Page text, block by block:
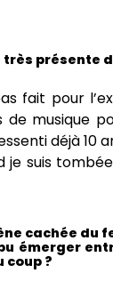
très présente
fait pour
musique
déjà 10
suis
cachée
émerger
coup ?